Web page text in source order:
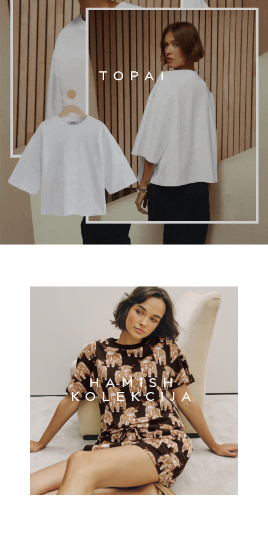
Bags
Polo Shirts
Blue
Black
White
Grey
Green
Red
All Branded Schoolwear
Eastpak
All Accessories
Polo Shirts
T-Shirts
Bags
Blouses
Shirts
Polo Shirts
HOLIDAY SHOP
Women's Holiday Shop
All Swimwear
All Beachwear
Bags & Accessories
TOPAI
HAMISH
KOLEKCIJA